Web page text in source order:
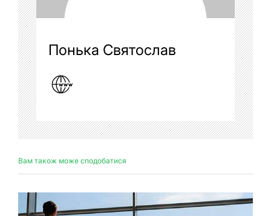
Понька Святослав
Вам також може сподобатися